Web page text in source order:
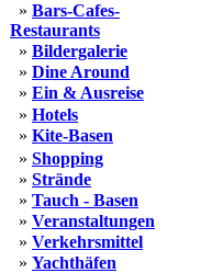
» Bars-Cafes-
Restaurants
» Bildergalerie
» Dine Around
» Ein & Ausreise
» Hotels
» Kite-Basen
» Shopping
» Strände
» Tauch - Basen
» Veranstaltungen
» Verkehrsmittel
» Yachthäfen